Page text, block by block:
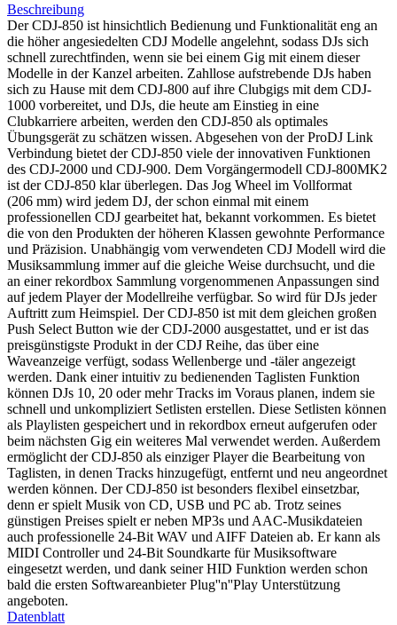
Beschreibung
Der CDJ-850 ist hinsichtlich Bedienung und Funktionalität eng an
die höher angesiedelten CDJ Modelle angelehnt, sodass DJs sich
schnell zurechtfinden, wenn sie bei einem Gig mit einem dieser
Modelle in der Kanzel arbeiten. Zahllose aufstrebende DJs haben
sich zu Hause mit dem CDJ-800 auf ihre Clubgigs mit dem CDJ-
1000 vorbereitet, und DJs, die heute am Einstieg in eine
Clubkarriere arbeiten, werden den CDJ-850 als optimales
Übungsgerät zu schätzen wissen. Abgesehen von der ProDJ Link
Verbindung bietet der CDJ-850 viele der innovativen Funktionen
des CDJ-2000 und CDJ-900. Dem Vorgängermodell CDJ-800MK2
ist der CDJ-850 klar überlegen. Das Jog Wheel im Vollformat
(206 mm) wird jedem DJ, der schon einmal mit einem
professionellen CDJ gearbeitet hat, bekannt vorkommen. Es bietet
die von den Produkten der höheren Klassen gewohnte Performance
und Präzision. Unabhängig vom verwendeten CDJ Modell wird die
Musiksammlung immer auf die gleiche Weise durchsucht, und die
an einer rekordbox Sammlung vorgenommenen Anpassungen sind
auf jedem Player der Modellreihe verfügbar. So wird für DJs jeder
Auftritt zum Heimspiel. Der CDJ-850 ist mit dem gleichen großen
Push Select Button wie der CDJ-2000 ausgestattet, und er ist das
preisgünstigste Produkt in der CDJ Reihe, das über eine
Waveanzeige verfügt, sodass Wellenberge und -täler angezeigt
werden. Dank einer intuitiv zu bedienenden Taglisten Funktion
können DJs 10, 20 oder mehr Tracks im Voraus planen, indem sie
schnell und unkompliziert Setlisten erstellen. Diese Setlisten können
als Playlisten gespeichert und in rekordbox erneut aufgerufen oder
beim nächsten Gig ein weiteres Mal verwendet werden. Außerdem
ermöglicht der CDJ-850 als einziger Player die Bearbeitung von
Taglisten, in denen Tracks hinzugefügt, entfernt und neu angeordnet
werden können. Der CDJ-850 ist besonders flexibel einsetzbar,
denn er spielt Musik von CD, USB und PC ab. Trotz seines
günstigen Preises spielt er neben MP3s und AAC-Musikdateien
auch professionelle 24-Bit WAV und AIFF Dateien ab. Er kann als
MIDI Controller und 24-Bit Soundkarte für Musiksoftware
eingesetzt werden, und dank seiner HID Funktion werden schon
bald die ersten Softwareanbieter Plug''n''Play Unterstützung
angeboten.
Datenblatt